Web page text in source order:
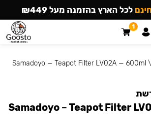
\
Samadoyo — Teapot Filter LV02A — 600ml
Samadoyo – Teapot Filter
לכל הארץ בהזמנה מעל ₪449
1